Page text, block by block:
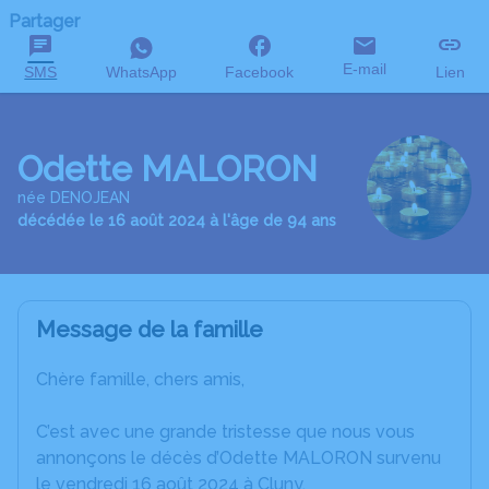
Partager
SMS WhatsApp Facebook E-mail Lien
Odette MALORON
née DENOJEAN
décédée le 16 août 2024 à l'âge de 94 ans
Message de la famille
Chère famille, chers amis,
C’est avec une grande tristesse que nous vous
annonçons le décès d’Odette MALORON survenu
le vendredi 16 août 2024 à Cluny.